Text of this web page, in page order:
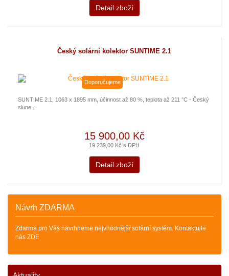
Detail zboží
Český solární kolektor SUNTIME 2.1
Doporučujeme
SUNTIME 2.1, 1063 x 1895 mm, účinnost až 80 %, teplota až 211 °C - Český
slune ..
15 900,00 Kč
19 239,00 Kč s DPH
Detail zboží
Návrh ZDARMA
Zdarma pro Vás navrhneme nejvhodnější solární systém. Kontaktujte
nás ZDE